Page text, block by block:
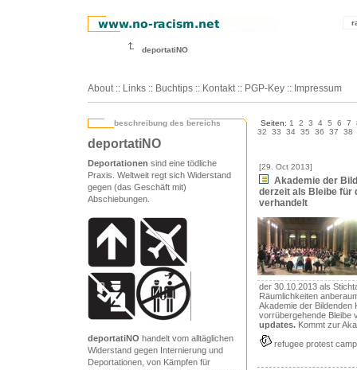
deportatiNO
About :: Links :: Buchtips :: Kontakt :: PGP-Key :: Impressum
beschreibung des bereichs
deportatiNO
Deportationen sind eine tödliche
Praxis. Weltweit regt sich Widerstand
gegen (das Geschäft mit)
Abschiebungen.
deportatiNO handelt vom alltäglichen
Widerstand gegen Internierung und
Deportationen, von Kämpfen für
Seiten: 1 2 3 4 5 6 7
32
33 34 35 36 37 38
[29. Oct 2013]
Akademie der
derzeit als Bleibe für
verhandelt
der 30.10.2013 als
Räumlichkeiten
Akademie der Bildenden
vorrübergehende Bleibe
updates. Kommt zur
refugee protest